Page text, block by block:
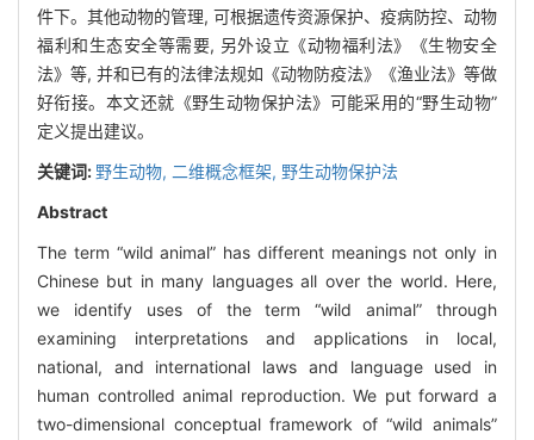
件下。其他动物的管理, 可根据遗传资源保护、疫病防控、动物
福利和生态安全等需要, 另外设立《动物福利法》《生物安全
法》等, 并和已有的法律法规如《动物防疫法》《渔业法》等做
好衔接。本文还就《野生动物保护法》可能采用的“野生动物”
定义提出建议。
关键词: 野生动物, 二维概念框架, 野生动物保护法
Abstract
The term “wild animal” has different meanings not only in
Chinese but in many languages all over the world. Here,
we identify uses of the term “wild animal” through
examining interpretations and applications in local,
national, and international laws and language used in
human controlled animal reproduction. We put forward a
two-dimensional conceptual framework of “wild animals”